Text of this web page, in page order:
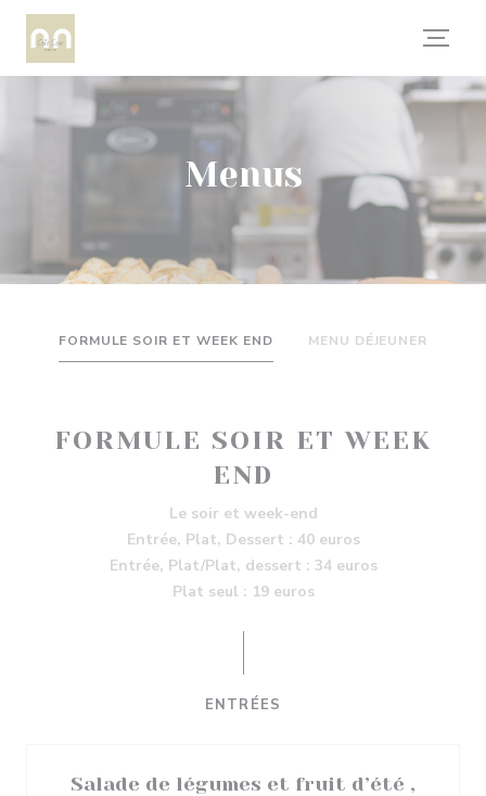
Personalizing your cookie choices
Menus
FORMULE SOIR ET WEEK END MENU DÉJEUNER
FORMULE SOIR ET WEEK
END
Le soir et week-end
Entrée, Plat, Dessert : 40 euros
Entrée, Plat/Plat, dessert : 34 euros
Plat seul : 19 euros
ENTRÉES
Salade de légumes et fruit d’été ,